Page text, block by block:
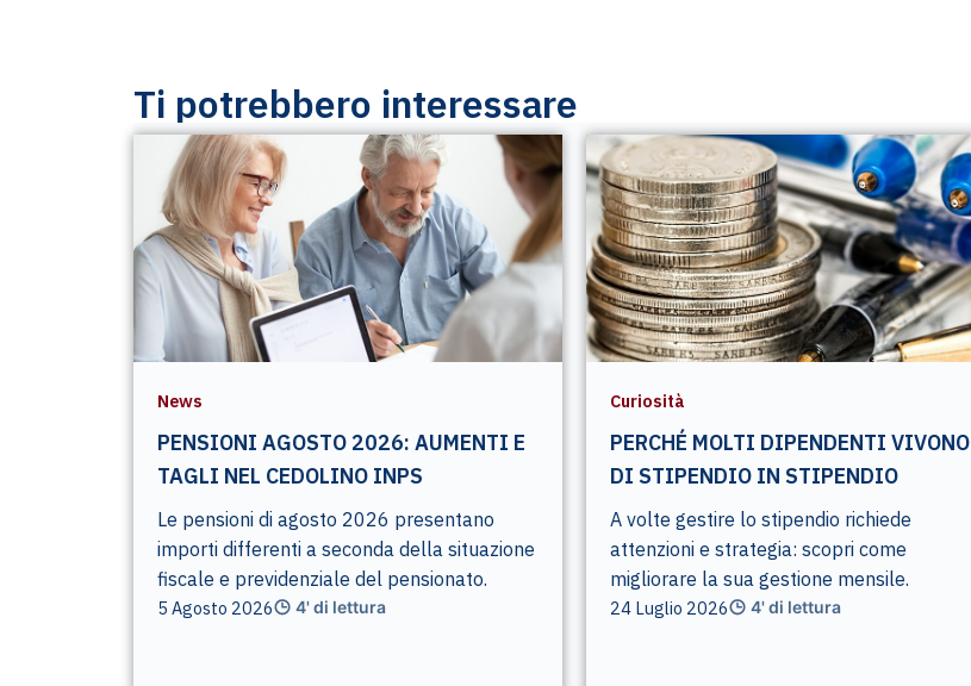
Ti potrebbero interessare
News
PENSIONI AGOSTO 2026: AUMENTI E
TAGLI NEL CEDOLINO INPS
Le pensioni di agosto 2026 presentano
importi differenti a seconda della situazione
fiscale e previdenziale del pensionato.
5 Agosto 2026 4' di lettura
Curiosità
PERCHÉ MOLTI DIPENDENTI VIVONO
DI STIPENDIO IN STIPENDIO
A volte gestire lo stipendio richiede
attenzioni e strategia: scopri come
migliorare la sua gestione mensile.
24 Luglio 2026 4' di lettura